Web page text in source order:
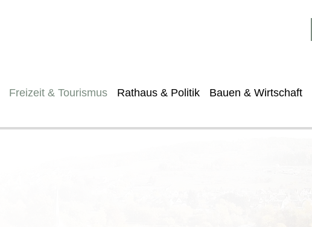
Freizeit & Tourismus Rathaus & Politik Bauen & Wirtschaft